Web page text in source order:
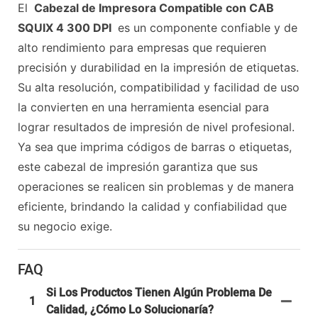
El Cabezal de Impresora Compatible con CAB
SQUIX 4 300 DPI es un componente confiable y de
alto rendimiento para empresas que requieren
precisión y durabilidad en la impresión de etiquetas.
Su alta resolución, compatibilidad y facilidad de uso
la convierten en una herramienta esencial para
lograr resultados de impresión de nivel profesional.
Ya sea que imprima códigos de barras o etiquetas,
este cabezal de impresión garantiza que sus
operaciones se realicen sin problemas y de manera
eficiente, brindando la calidad y confiabilidad que
su negocio exige.
FAQ
1
Si Los Productos Tienen Algún Problema De
Calidad, ¿cómo Lo Solucionaría?